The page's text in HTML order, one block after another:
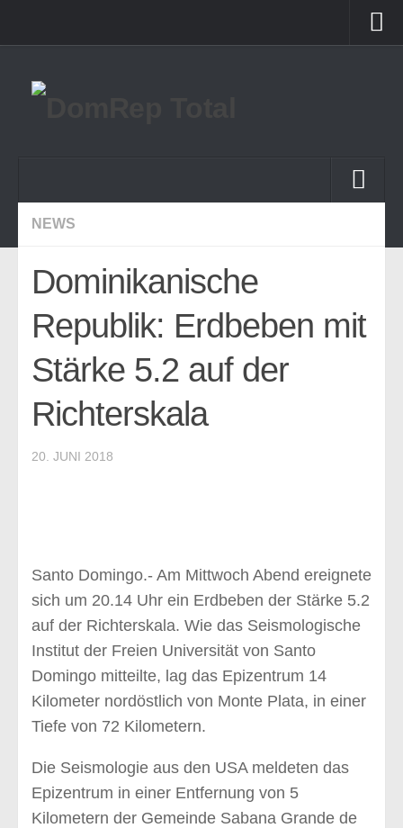
Forum
Startseite
News
Land & Leute
Reportagen
lokale Rezepte
Informationen
Die Tierwelt
Veranstaltungen
Empfehlungen
Ausflüge
Hotels & Resorts
Besondere Empfehlungen
NEWS
Dominikanische
Republik: Erdbeben mit
Stärke 5.2 auf der
Richterskala
20. JUNI 2018
Santo Domingo.- Am Mittwoch Abend ereignete
sich um 20.14 Uhr ein Erdbeben der Stärke 5.2
auf der Richterskala. Wie das Seismologische
Institut der Freien Universität von Santo
Domingo mitteilte, lag das Epizentrum 14
Kilometer nordöstlich von Monte Plata, in einer
Tiefe von 72 Kilometern.
Die Seismologie aus den USA meldeten das
Epizentrum in einer Entfernung von 5
Kilometern der Gemeinde Sabana Grande de